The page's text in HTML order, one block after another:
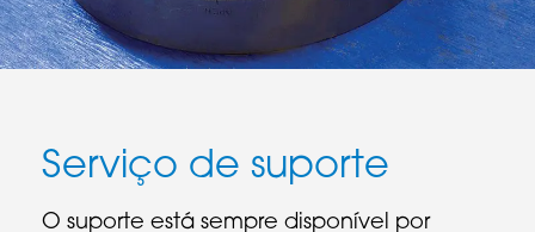
Serviço de suporte
O suporte está sempre disponível por